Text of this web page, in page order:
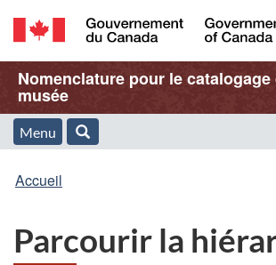
Passer
au
contenu
principal
Passer
à
« À
propos
Passer
à
la
version
/
Government
of
Canada
Nom
de
l'application
Web
Nomenclature pour le
musée
Menu
et
Menu
Vous
ici
Accueil
Parcourir la